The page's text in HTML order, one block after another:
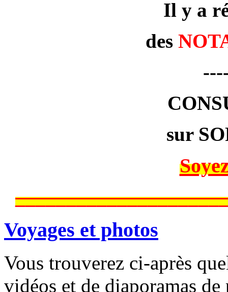
Il y a
des
sur
Voyages et photos
Vous trouverez ci-après
vidéos et de diaporamas